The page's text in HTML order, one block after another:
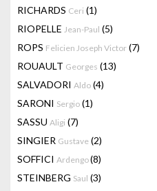
RICHARDS Ceri (1)
RIOPELLE Jean-Paul (5)
ROPS Felicien Joseph Victor (7)
ROUAULT Georges (13)
SALVADORI Aldo (4)
SARONI Sergio (1)
SASSU Aligi (7)
SINGIER Gustave (2)
SOFFICI Ardengo(8)
STEINBERG Saul (3)